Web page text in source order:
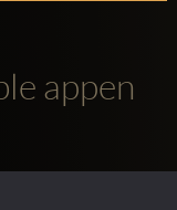
appen